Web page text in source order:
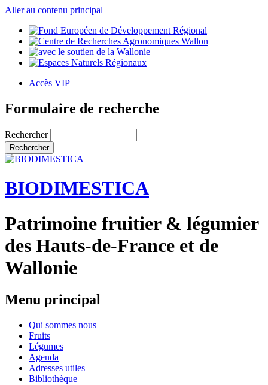
Aller au contenu principal
Accès VIP
Formulaire de recherche
Rechercher
BIODIMESTICA
Patrimoine fruitier & légumier
des Hauts-de-France et de
Wallonie
Menu principal
Qui sommes nous
Fruits
Légumes
Agenda
Adresses utiles
Bibliothèque